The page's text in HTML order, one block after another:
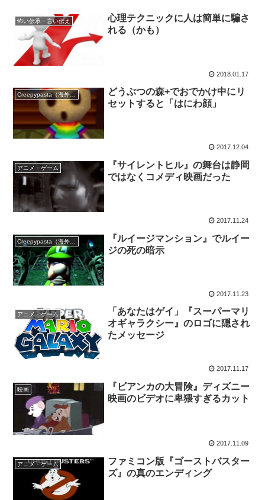
怖い伝承・言い伝え
心理テクニックに人は簡単に騙さ
れる（かも）
2018.01.17
Creepypasta（海外の都市伝説）
どうぶつの森+でおでかけ中にリ
セットすると「はにわ顔」
2017.12.04
アニメ・ゲーム
『サイレントヒル』の舞台は静岡
ではなくコメディ映画だった
2017.11.24
『ルイージマンション』でルイー
ジの死の暗示
2017.11.23
アニメ・ゲーム
「あなたはゲイ」『スーパーマリ
オギャラクシー』のロゴに隠され
たメッセージ
2017.11.17
映画
『ビアンカの大冒険』ディズニー
映画のビデオに卑猥すぎるカット
2017.11.09
アニメ・ゲーム
ファミコン版『ゴーストバスター
ズ』の真のエンディング